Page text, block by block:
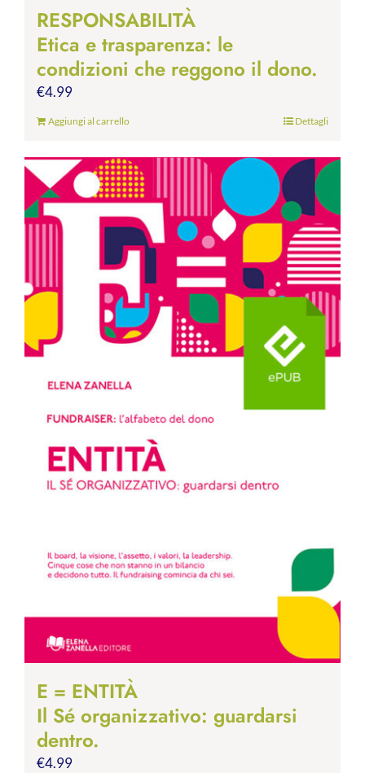
RESPONSABILITÀ
Etica e trasparenza: le
condizioni che reggono il dono.
€4.99
Aggiungi al carrello Dettagli
E = ENTITÀ
Il Sé organizzativo: guardarsi
dentro.
€4.99